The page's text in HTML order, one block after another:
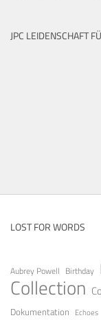
JPC LEIDENSCHAFT
LOST FOR WORDS
Aubrey Powell Birthday
Collection
Dokumentation Echoes